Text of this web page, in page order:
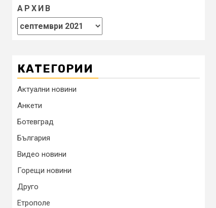
АРХИВ
КАТЕГОРИИ
Актуални новини
Анкети
Ботевград
България
Видео новини
Горещи новини
Друго
Етрополе